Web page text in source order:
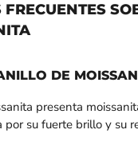
FRECUENTES
DE
presenta
por su fuerte brillo y su